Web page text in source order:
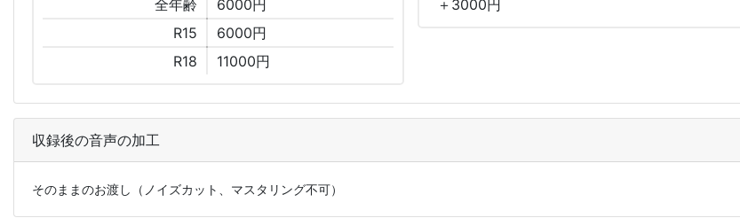
全年齢
6000円
R15
6000円
R18
11000円
＋ 3000円
収録後の音声の加工
そのままのお渡し（ノイズカット、マスタリング不可）